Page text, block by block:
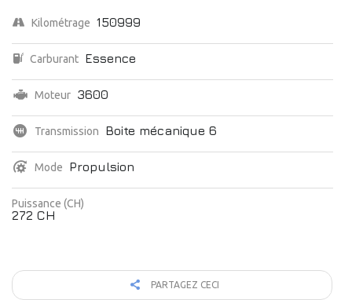
Kilométrage 150999
Carburant Essence
Moteur 3600
Transmission Boite mécanique 6
Mode Propulsion
Puissance (CH)
272 CH
PARTAGEZ CECI